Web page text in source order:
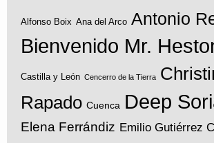
Alfonso Boix Ana del Arco Antonio
Bienvenido Mr.
Castilla y León Cencerro de la Tierra
Rapado Cuenca Deep
Elena Ferrándiz Emilio Gutiérrez